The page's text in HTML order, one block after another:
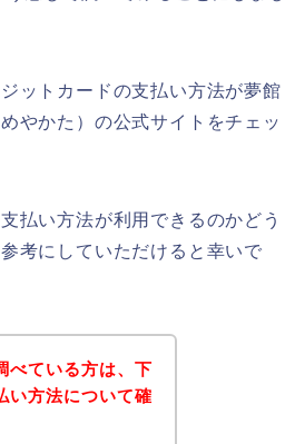
ットカードの支払い方法が夢館
やかた）の公式サイトをチェッ
払い方法が利用できるのかどう
考にしていただけると幸いで
べている方は、下
い方法について確